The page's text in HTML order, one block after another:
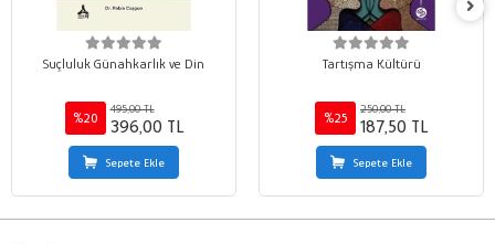
Suçluluk Günahkarlık ve Din
%20
495,00 TL
396,00 TL
Sepete Ekle
Tartışma Kültürü
%25
250,00 TL
187,50 TL
Sepete Ekle